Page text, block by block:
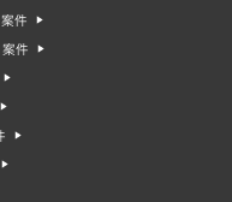
をアピールすることができま
い自分ならではの強みや金額
性やバックエンドエンジニ
を受け取り、それに応じたデ
なサービスが提供されている
件
件